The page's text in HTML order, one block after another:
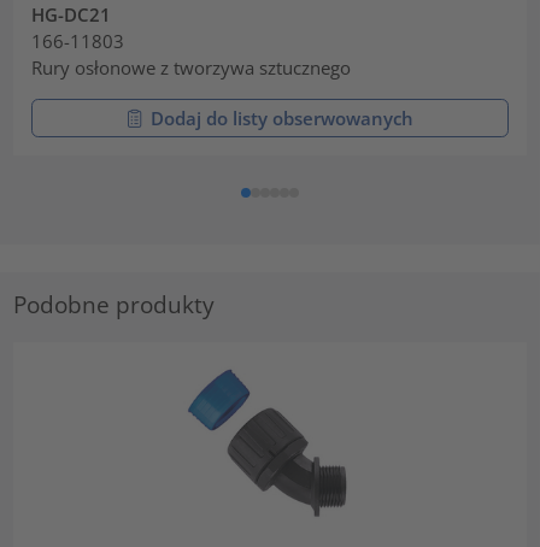
HG-DC21
166-11803
Rury osłonowe z tworzywa sztucznego
Dodaj do listy obserwowanych
Podobne produkty